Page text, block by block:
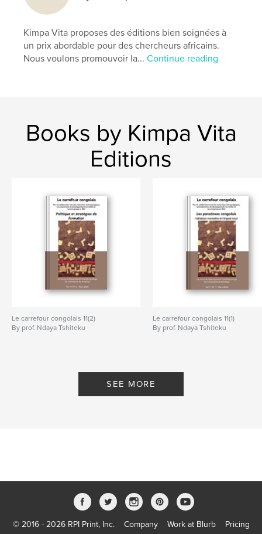
Kimpa Vita proposes des éditions bien soignées à
un prix abordable pour des chercheurs africains.
Nous voulons promouvoir la...Continue reading
Books by Kimpa Vita
Editions
Le carrefour congolais 11(2)
By prof. Ndaya Tshiteku
Le carrefour congolais 11(1)
By prof. Ndaya Tshiteku
SEE MORE
© 2016 - 2026 RPI Print, Inc. Company Work at Blurb Pricing